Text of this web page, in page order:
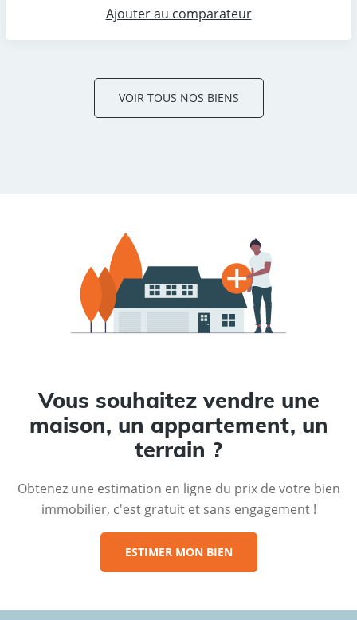
Ajouter au comparateur
VOIR TOUS NOS BIENS
Vous souhaitez vendre une
maison, un appartement, un
terrain ?
Obtenez une estimation en ligne du prix de votre bien
immobilier, c'est gratuit et sans engagement !
ESTIMER MON BIEN